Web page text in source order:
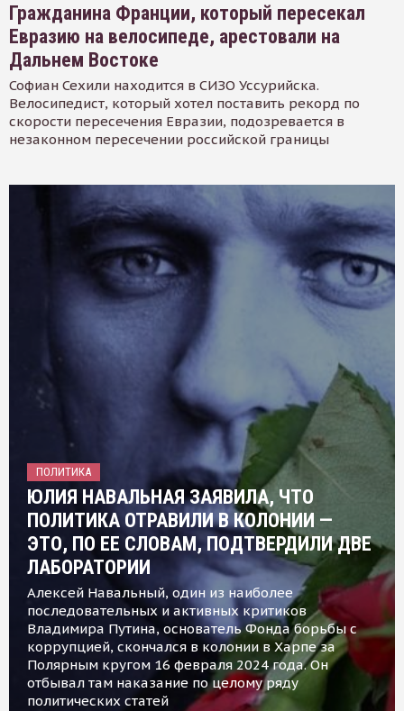
Гражданина Франции, который пересекал
Евразию на велосипеде, арестовали на
Дальнем Востоке
Софиан Сехили находится в СИЗО Уссурийска.
Велосипедист, который хотел поставить рекорд по
скорости пересечения Евразии, подозревается в
незаконном пересечении российской границы
ПОЛИТИКА
ЮЛИЯ НАВАЛЬНАЯ ЗАЯВИЛА, ЧТО
ПОЛИТИКА ОТРАВИЛИ В КОЛОНИИ —
ЭТО, ПО ЕЕ СЛОВАМ, ПОДТВЕРДИЛИ ДВЕ
ЛАБОРАТОРИИ
Алексей Навальный, один из наиболее
последовательных и активных критиков
Владимира Путина, основатель Фонда борьбы с
коррупцией, скончался в колонии в Харпе за
Полярным кругом 16 февраля 2024 года. Он
отбывал там наказание по целому ряду
политических статей